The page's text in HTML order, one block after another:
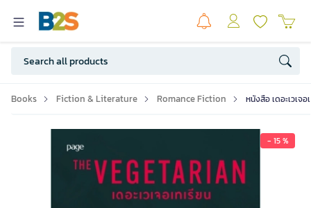
Books Fiction & Literature Romance Fiction หนังสือ เดอะเวเจ
- 15 %